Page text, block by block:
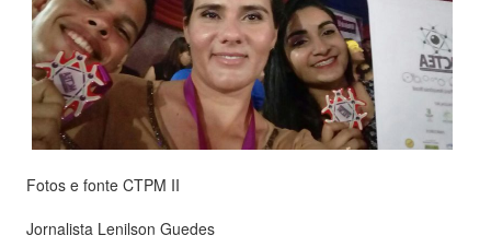
Fotos e fonte CTPM II
Jornalista Lenilson Guedes